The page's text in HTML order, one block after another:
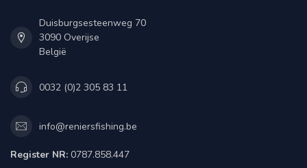
Duisburgsesteenweg 70
3090 Overijse
België
0032 (0)2 305 83 11
info@reniersfishing.be
Register NR: 0787.858.447